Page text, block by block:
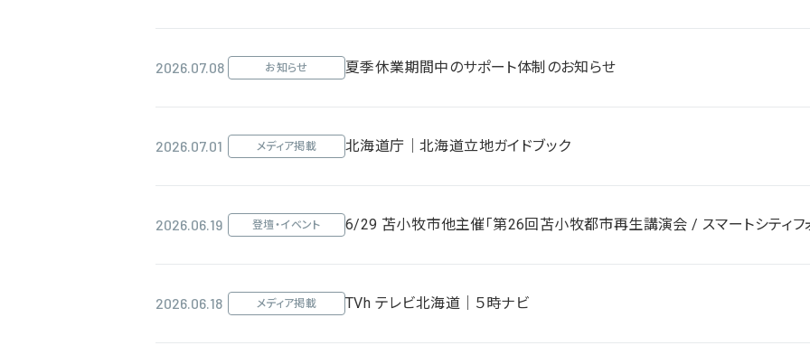
2026.07.08 お知らせ 夏季休業期間中のサポート体制のお知らせ
2026.07.01 メディア掲載 北海道庁｜北海道立地ガイドブック
2026.06.19 登壇・イベント 6/29 苫小牧市他主催「第26回苫小牧都市再生講演会 / スマートシティフ
2026.06.18 メディア掲載 TVh テレビ北海道｜５時ナビ